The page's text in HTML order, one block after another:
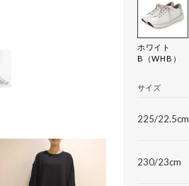
ホワイト
B（WHB）
サイズ
225/22.5cm
230/23cm